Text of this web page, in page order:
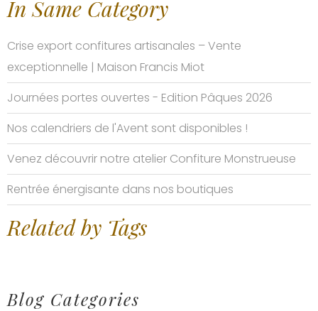
In Same Category
Crise export confitures artisanales – Vente
exceptionnelle | Maison Francis Miot
Journées portes ouvertes - Edition Pâques 2026
Nos calendriers de l'Avent sont disponibles !
Venez découvrir notre atelier Confiture Monstrueuse
Rentrée énergisante dans nos boutiques
Related by Tags
Blog Categories